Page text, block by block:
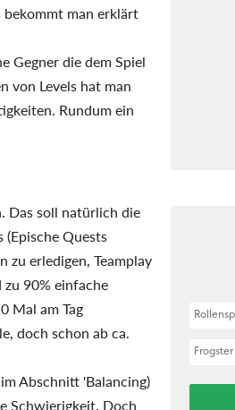
man erklärt
Gegner die dem Spiel
von Levels hat man
Rundum ein
Das soll natürlich die
(Epische Quests
zu erledigen, Teamplay
90% einfache
Mal am Tag
doch schon ab ca.
Abschnitt 'Balancing)
Schwierigkeit. Doch